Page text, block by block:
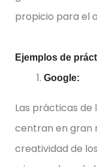
propicio para el
Ejemplos de
Google:
Las prácticas de
centran en gran
creatividad de